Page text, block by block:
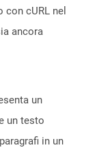
con cURL nel
ancora
un
un testo
in un